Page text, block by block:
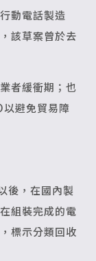
動電話製造
該草案曾於去
者緩衝期；也
避免貿易障
後，在國內製
組裝完成的電
標示分類回收